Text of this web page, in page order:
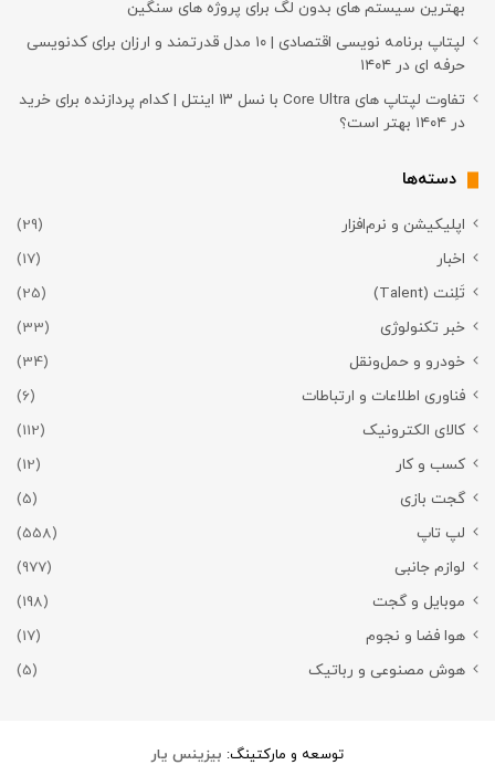
بهترین سیستم های بدون لگ برای پروژه های سنگین
لپتاپ برنامه نویسی اقتصادی | ۱۰ مدل قدرتمند و ارزان برای کدنویسی
حرفه ای در ۱۴۰۴
تفاوت لپتاپ های Core Ultra با نسل ۱۳ اینتل | کدام پردازنده برای خرید
در ۱۴۰۴ بهتر است؟
دسته‌ها
اپلیکیشن و نرم‌افزار
(29)
اخبار
(17)
تَلِنت (Talent)
(25)
خبر تکنولوژی
(33)
خودرو و حمل‌و‌نقل
(34)
فناوری اطلاعات و ارتباطات
(6)
کالای الکترونیک
(112)
کسب و کار
(12)
گجت بازی
(5)
لپ تاپ
(558)
لوازم جانبی
(977)
موبایل و گجت
(198)
هوا فضا و نجوم
(17)
هوش مصنوعی و رباتیک
(5)
توسعه و مارکتینگ: بیزینس یار